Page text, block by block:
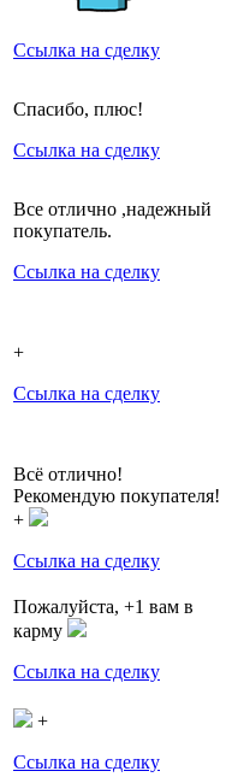
Ссылка на сделку
Спасибо, плюс!
Ссылка на сделку
Все отлично ,надежный
покупатель.
Ссылка на сделку
+
Ссылка на сделку
Всё отлично!
Рекомендую покупателя!
+
Ссылка на сделку
Пожалуйста, +1 вам в
карму
Ссылка на сделку
+
Ссылка на сделку